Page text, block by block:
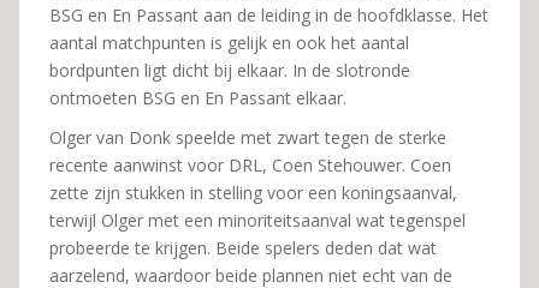
BSG en En Passant aan de leiding in de hoofdklasse. Het
aantal matchpunten is gelijk en ook het aantal
bordpunten ligt dicht bij elkaar. In de slotronde
ontmoeten BSG en En Passant elkaar.
Olger van Donk speelde met zwart tegen de sterke
recente aanwinst voor DRL, Coen Stehouwer. Coen
zette zijn stukken in stelling voor een koningsaanval,
terwijl Olger met een minoriteitsaanval wat tegenspel
probeerde te krijgen. Beide spelers deden dat wat
aarzelend, waardoor beide plannen niet echt van de